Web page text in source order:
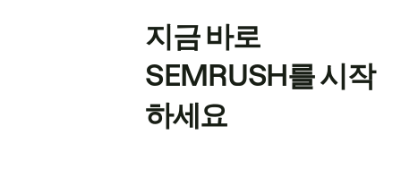
지금 바로
SEMRUSH를 시작
하세요